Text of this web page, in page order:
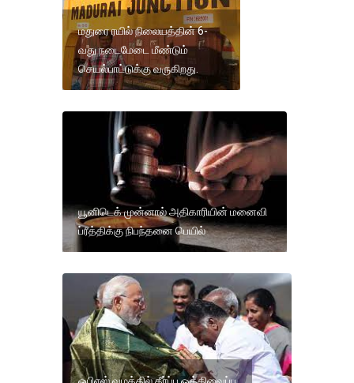
மதுரை ரயில் நிலையத்தின் 6-
வது நடைமேடை மீண்டும்
செயல்பாட்டுக்கு வருகிறது.
யூனிடெக் முன்னால் அதிகாரியின் மனைவி
ப்ரீத்திக்கு நிபந்தனை பெயில்